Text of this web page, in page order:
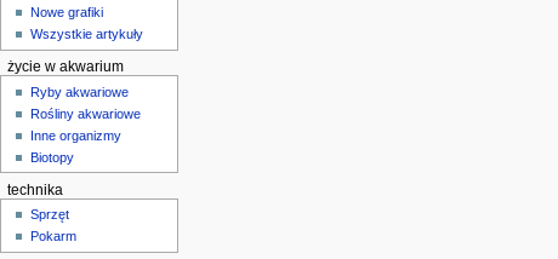
Nowe grafiki
Wszystkie artykuły
życie w akwarium
Ryby akwariowe
Rośliny akwariowe
Inne organizmy
Biotopy
technika
Sprzęt
Pokarm